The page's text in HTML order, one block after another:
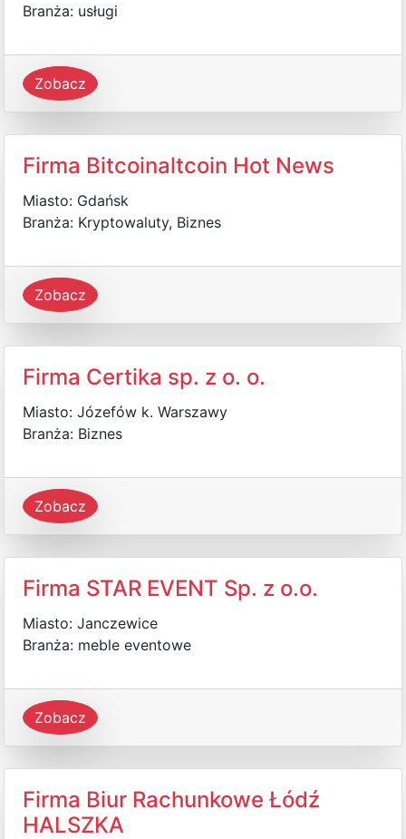
Branża: usługi
Zobacz
Firma Bitcoinaltcoin Hot News
Miasto: Gdańsk
Branża: Kryptowaluty, Biznes
Zobacz
Firma Certika sp. z o. o.
Miasto: Józefów k. Warszawy
Branża: Biznes
Zobacz
Firma STAR EVENT Sp. z o.o.
Miasto: Janczewice
Branża: meble eventowe
Zobacz
Firma Biur Rachunkowe Łódź
HALSZKA